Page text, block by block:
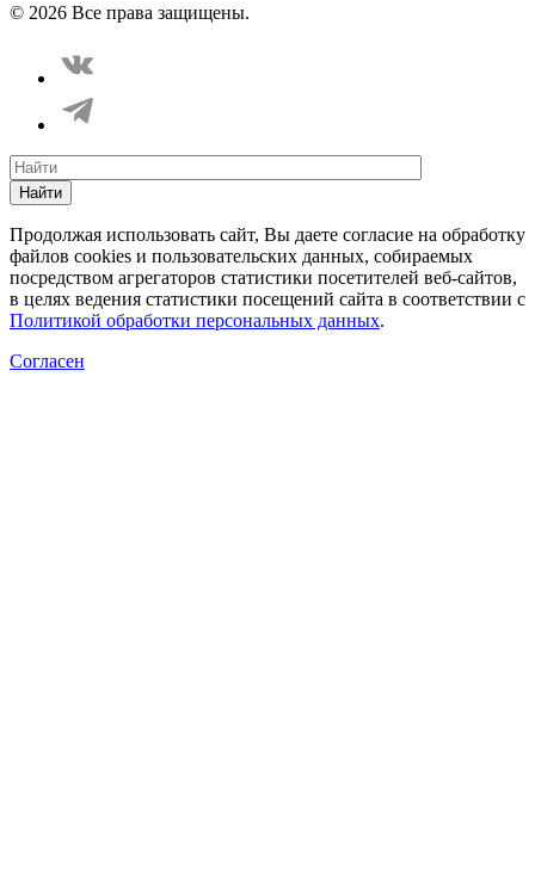
© 2026 Все права защищены.
Найти
Продолжая использовать сайт, Вы даете согласие на обработку
файлов cookies и пользовательских данных, собираемых
посредством агрегаторов статистики посетителей веб-сайтов,
в целях ведения статистики посещений сайта в соответствии с
Политикой обработки персональных данных.
Согласен